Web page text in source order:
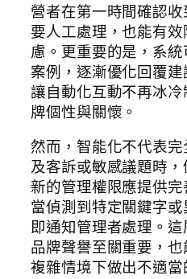
營者在第一時間確認
要人工處理，也能有
慮。更重要的是，系
案例，逐漸優化回覆建
讓自動化互動不再冰
牌個性與關懷。
然而，智能化不代表
及客訴或敏感議題時
新的管理權限應提供完
當偵測到特定關鍵字
即通知管理者處理。
品牌聲譽至關重要，
複雜情境下做出不適當